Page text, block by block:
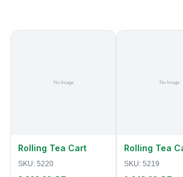
Rolling Tea Cart
SKU: 5220
Rolling Tea
SKU: 5219